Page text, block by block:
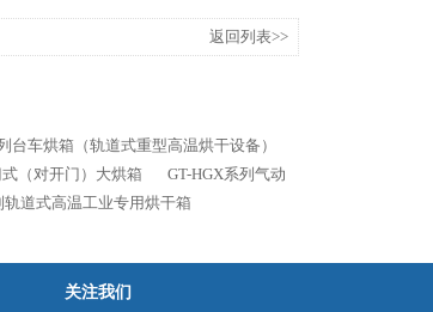
返回列表>>
台车烘箱（轨道式重型高温烘干设备）
（对开门）大烘箱
GT-HGX系列气动
轨道式高温工业专用烘干箱
关注我们